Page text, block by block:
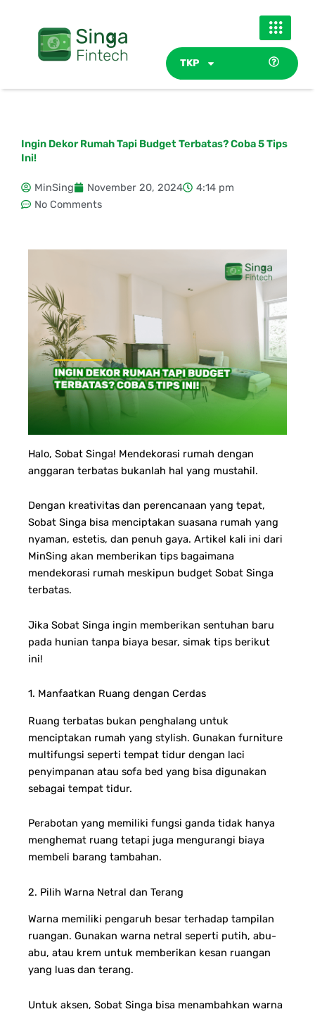
TKP
Ingin Dekor Rumah Tapi Budget Terbatas? Coba 5 Tips
Ini!
MinSing November 20, 2024
4:14 pm
No Comments
Halo, Sobat Singa! Mendekorasi rumah dengan
anggaran terbatas bukanlah hal yang mustahil.
Dengan kreativitas dan perencanaan yang tepat,
Sobat Singa bisa menciptakan suasana rumah yang
nyaman, estetis, dan penuh gaya. Artikel kali ini dari
MinSing akan memberikan tips bagaimana
mendekorasi rumah meskipun budget Sobat Singa
terbatas.
Jika Sobat Singa ingin memberikan sentuhan baru
pada hunian tanpa biaya besar, simak tips berikut
ini!
1. Manfaatkan Ruang dengan Cerdas
Ruang terbatas bukan penghalang untuk
menciptakan rumah yang stylish. Gunakan furniture
multifungsi seperti tempat tidur dengan laci
penyimpanan atau sofa bed yang bisa digunakan
sebagai tempat tidur.
Perabotan yang memiliki fungsi ganda tidak hanya
menghemat ruang tetapi juga mengurangi biaya
membeli barang tambahan.
2. Pilih Warna Netral dan Terang
Warna memiliki pengaruh besar terhadap tampilan
ruangan. Gunakan warna netral seperti putih, abu-
abu, atau krem untuk memberikan kesan ruangan
yang luas dan terang.
Untuk aksen, Sobat Singa bisa menambahkan warna